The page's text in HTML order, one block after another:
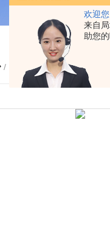
欢迎您
来自
助您
/ PRODUCTS